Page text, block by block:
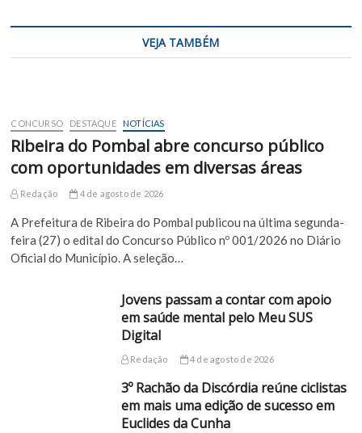
VEJA TAMBÉM
CONCURSO DESTAQUE NOTÍCIAS
Ribeira do Pombal abre concurso público
com oportunidades em diversas áreas
Redação 4 de agosto de 2026
A Prefeitura de Ribeira do Pombal publicou na última segunda-
feira (27) o edital do Concurso Público nº 001/2026 no Diário
Oficial do Município. A seleção…
Jovens passam a contar com apoio
em saúde mental pelo Meu SUS
Digital
Redação 4 de agosto de 2026
3º Rachão da Discórdia reúne ciclistas
em mais uma edição de sucesso em
Euclides da Cunha